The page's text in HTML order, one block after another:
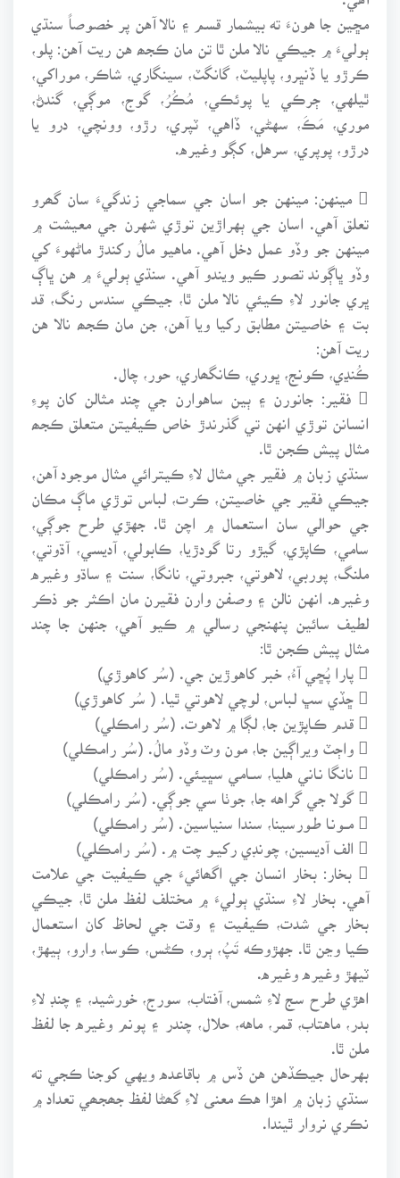
مڇين جا هونءَ ته بيشمار قسم ۽ نالا آهن پر خصوصاً سنڌي
ٻوليءَ ۾ جيڪي نالا ملن ٿا تن مان ڪجھ هن ريت آهن: پلو،
ڪرڙو يا ڏنڀرو، پاپليٽ، گانگٽ، سينگاري، شاڪر، موراکي،
ٿيلهي، ڄرڪي يا پوئڪي، مُڪُرُ، گوج، موڳي، گندڻ،
موري، مَڪَ، سهڻي، ڏاهي، ٽپري، رڙو، وونچي، درو يا
درڙو، پوپري، سرهل، کڳو وغيره.
 مينهن: مينهن جو اسان جي سماجي زندگيءَ سان گھرو
تعلق آهي. اسان جي ٻهراڙين توڙي شهرن جي معيشت ۾
مينهن جو وڏو عمل دخل آهي. ماهيو مالُ رکندڙ ماڻهوءَ کي
وڏو ڀاڳوند تصور ڪيو ويندو آهي. سنڌي ٻوليءَ ۾ هن ڀاڳ
ڀري جانور لاءِ ڪيئي نالا ملن ٿا، جيڪي سندس رنگ، قد
بت ۽ خاصيتن مطابق رکيا ويا آهن، جن مان ڪجھ نالا هن
ريت آهن:
ڪُنڍي، ڪونج، ڀوري، ڪانگھاري، حور، چال.
 فقير: جانورن ۽ ٻين ساهوارن جي چند مثالن کان پوءِ
انسانن توڙي انهن تي گذرندڙ خاص ڪيفيتن متعلق ڪجھ
مثال پيش ڪجن ٿا.
سنڌي زبان ۾ فقير جي مثال لاءِ ڪيترائي مثال موجود آهن،
جيڪي فقير جي خاصيتن، ڪرت، لباس توڙي ماڳ مڪان
جي حوالي سان استعمال ۾ اچن ٿا. جهڙي طرح جوڳي،
سامي، ڪاپڙي، گيڙو رتا گودڙيا، ڪابولي، آديسي، آڌوتي،
ملنگ، پوربي، لاهوتي، جبروتي، نانگا، سنت ۽ ساڌو وغيره
وغيره. انهن نالن ۽ وصفن وارن فقيرن مان اڪثر جو ذڪر
لطيف سائين پنهنجي رسالي ۾ ڪيو آهي، جنهن جا چند
مثال پيش ڪجن ٿا:
 پارا پُڇي آءُ، خبر کاهوڙين جي. (سُر کاهوڙي)
 ڇڏي سڀ لباس، لوچي لاهوتي ٿيا. ( سُر کاهوڙي)
 قدم ڪـاپڙين جا، لڳا ۾ لاهوت. (سُر رامڪلي)
 واڄٽ ويراڳين جا، مون وٽ وڏو مالُ. (سُر رامڪلي)
 نانگا نـاني هليا، ســامي سڀيئي. (سُر رامڪلي)
 گولا جي گراهه جا، جوٺا سي جوڳي. (سُر رامڪلي)
 مــونـا طـورسينا، سندا سنياسين. (سُر رامڪلي)
 الف آديسين، چونڊي رکيـو چت ۾. (سُر رامڪلي)
 بخار: بخار انسان جي اگھائيءَ جي ڪيفيت جي علامت
آهي. بخار لاءِ سنڌي ٻوليءَ ۾ مختلف لفظ ملن ٿا، جيڪي
بخار جي شدت، ڪيفيت ۽ وقت جي لحاظ کان استعمال
ڪيا وڃن ٿا. جهڙوڪه تَپُ، ٻرو، ڪڻس، ڪوسا، وارو، ٻيهڙ،
ٽيهڙ وغيره وغيره.
اهڙي طرح سج لاءِ شمس، آفتاب، سورج، خورشيد، ۽ چنڊ لاءِ
بدر، ماهتاب، قمر، ماهه، حلال، چندر ۽ پونم وغيره جا لفظ
ملن ٿا.
بهرحال جيڪڏهن هن ڏس ۾ باقاعده ويهي کوجنا ڪجي ته
سنڌي زبان ۾ اهڙا هڪ معنى لاءِ گھڻا لفظ جھجھي تعداد ۾
نڪري نروار ٿيندا.